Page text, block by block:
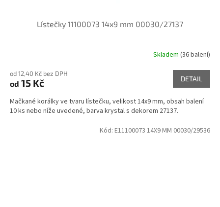
Lístečky 11100073 14x9 mm 00030/27137
Skladem (36 balení)
od 12,40 Kč bez DPH
od 15 Kč DETAIL
Mačkané korálky ve tvaru lístečku, velikost 14x9 mm, obsah balení
10 ks nebo níže uvedené, barva krystal s dekorem 27137.
Kód: E11100073 14X9 MM 00030/29536